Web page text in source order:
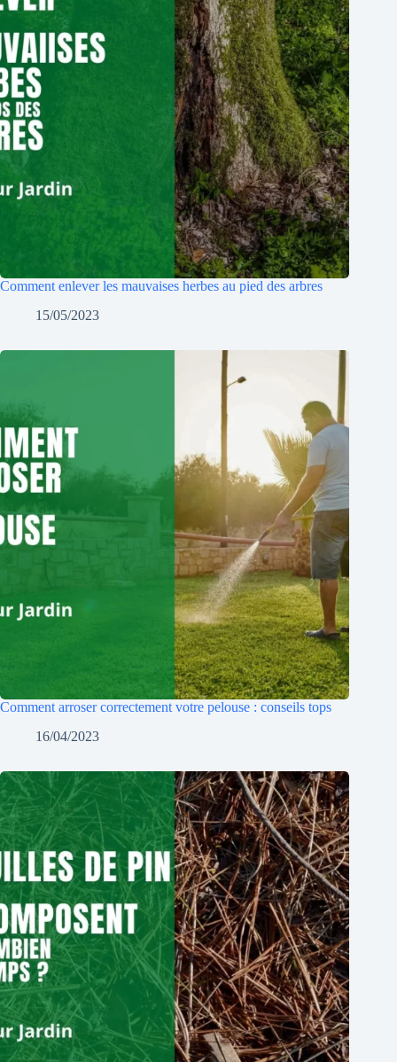
Comment enlever les mauvaises herbes au pied des arbres
15/05/2023
Comment arroser correctement votre pelouse : conseils tops
16/04/2023